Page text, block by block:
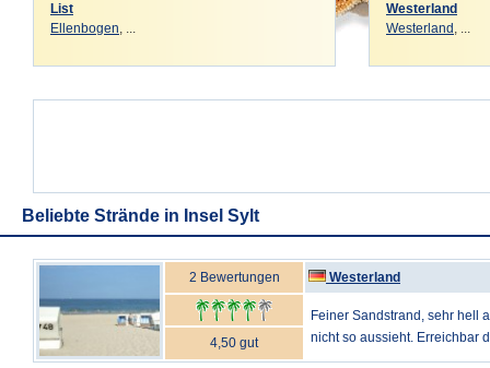
List
Ellenbogen, ...
Westerland
Westerland , ...
Beliebte Strände in Insel Sylt
2 Bewertungen Westerland
Feiner Sandstrand, sehr hell
nicht so aussieht. Erreichbar
4,50 gut